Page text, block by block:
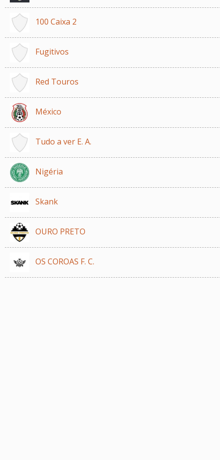
100 Caixa 2
Fugitivos
Red Touros
México
Tudo a ver E. A.
Nigéria
Skank
OURO PRETO
OS COROAS F. C.